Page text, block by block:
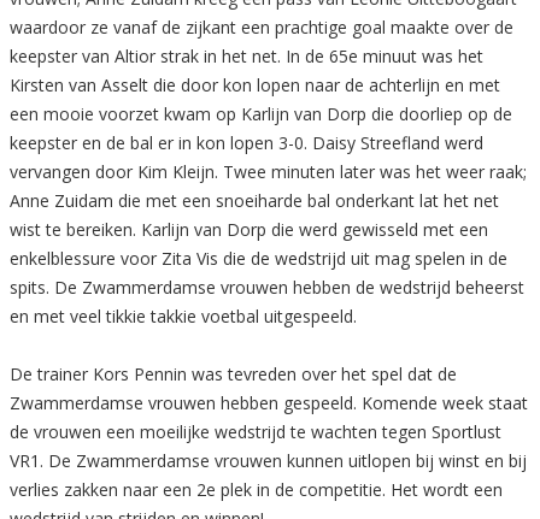
waardoor ze vanaf de zijkant een prachtige goal maakte over de
keepster van Altior strak in het net. In de 65e minuut was het
Kirsten van Asselt die door kon lopen naar de achterlijn en met
een mooie voorzet kwam op Karlijn van Dorp die doorliep op de
keepster en de bal er in kon lopen 3-0. Daisy Streefland werd
vervangen door Kim Kleijn. Twee minuten later was het weer raak;
Anne Zuidam die met een snoeiharde bal onderkant lat het net
wist te bereiken. Karlijn van Dorp die werd gewisseld met een
enkelblessure voor Zita Vis die de wedstrijd uit mag spelen in de
spits. De Zwammerdamse vrouwen hebben de wedstrijd beheerst
en met veel tikkie takkie voetbal uitgespeeld.
De trainer Kors Pennin was tevreden over het spel dat de
Zwammerdamse vrouwen hebben gespeeld. Komende week staat
de vrouwen een moeilijke wedstrijd te wachten tegen Sportlust
VR1. De Zwammerdamse vrouwen kunnen uitlopen bij winst en bij
verlies zakken naar een 2e plek in de competitie. Het wordt een